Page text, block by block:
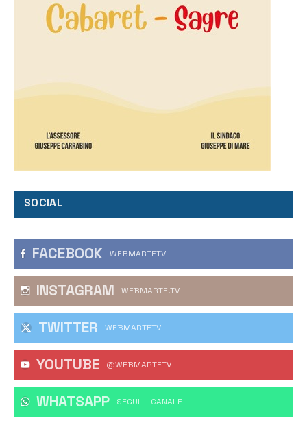
SOCIAL
FACEBOOK WEBMARTETV
INSTAGRAM WEBMARTE.TV
TWITTER WEBMARTETV
YOUTUBE @WEBMARTETV
WHATSAPP ‎SEGUI IL CANALE